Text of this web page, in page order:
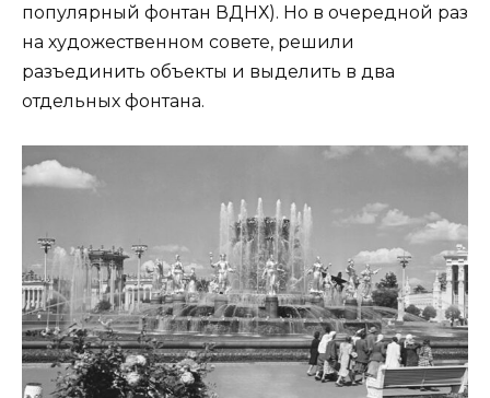
популярный фонтан ВДНХ). Но в очередной раз
на художественном совете, решили
разъединить объекты и выделить в два
отдельных фонтана.